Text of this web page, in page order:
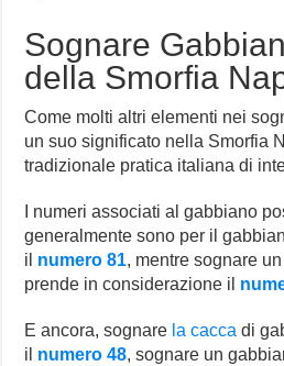
Sognare
della Smorfia
Come molti altri elementi nei
un suo significato nella Smorfia
tradizionale pratica italiana di
I numeri associati al gabbiano
generalmente sono per il
il numero 81, mentre sognare
prende in considerazione il
E ancora, sognare la cacca di
il numero 48, sognare un